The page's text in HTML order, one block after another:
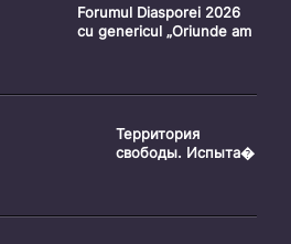
Forumul Diasporei 2026
cu genericul „Oriunde am
Территория
свободы. Испыта�